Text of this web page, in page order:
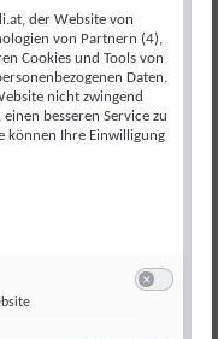
zu Gast im Live-
mit uns
erste
zentralen
Landes.
ziehen wir
über:
der Website von
von Partnern (4),
Cookies und Tools von
Daten.
nicht zwingend
besseren Service zu
können Ihre Einwilligung